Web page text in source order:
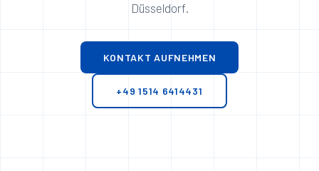
Düsseldorf.
KONTAKT AUFNEHMEN
+49 1514 6414431